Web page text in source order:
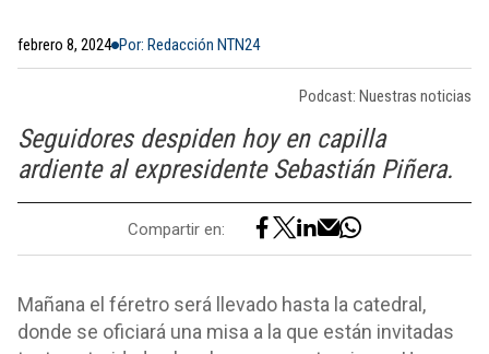
febrero 8, 2024 Por: Redacción NTN24
Podcast: Nuestras noticias
Seguidores despiden hoy en capilla
ardiente al expresidente Sebastián Piñera.
Compartir en:
Mañana el féretro será llevado hasta la catedral,
donde se oficiará una misa a la que están invitadas